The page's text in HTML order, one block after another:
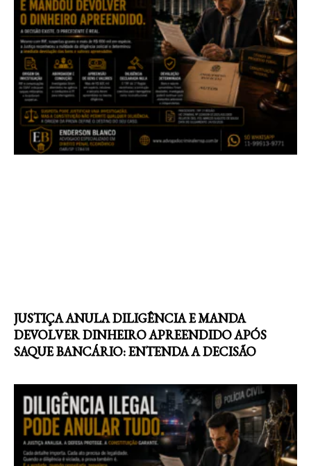
JUSTIÇA ANULA DILIGÊNCIA E MANDA
DEVOLVER DINHEIRO APREENDIDO APÓS
SAQUE BANCÁRIO: ENTENDA A DECISÃO